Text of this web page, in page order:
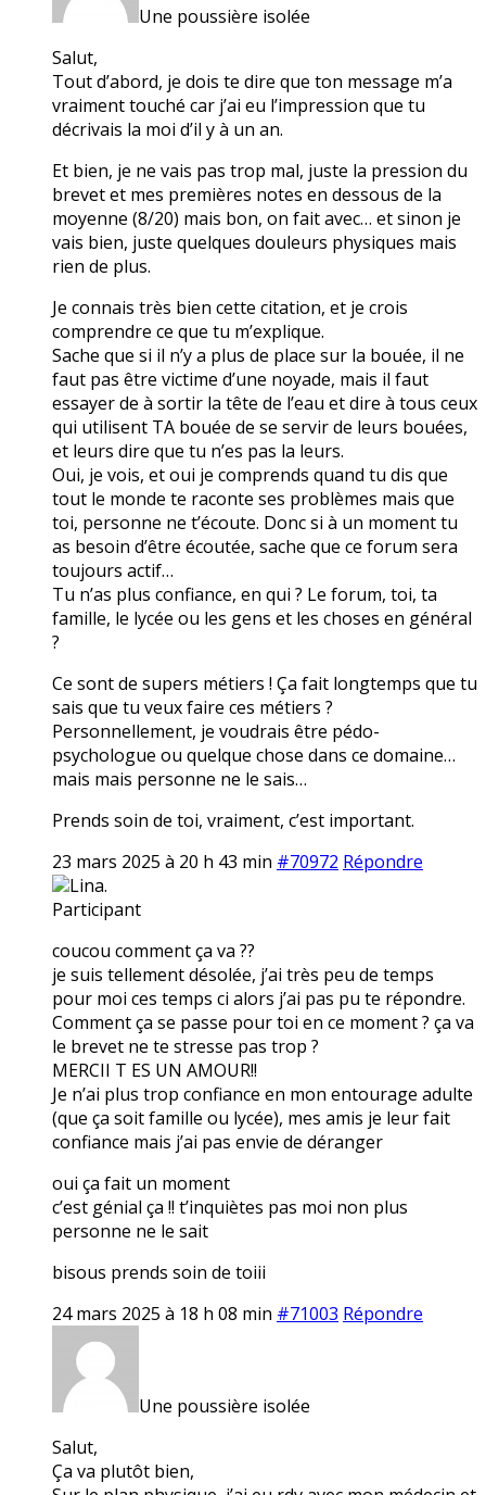
Une poussière isolée
Salut,
Tout d’abord, je dois te dire que ton message m’a
vraiment touché car j’ai eu l’impression que tu
décrivais la moi d’il y à un an.
Et bien, je ne vais pas trop mal, juste la pression du
brevet et mes premières notes en dessous de la
moyenne (8/20) mais bon, on fait avec… et sinon je
vais bien, juste quelques douleurs physiques mais
rien de plus.
Je connais très bien cette citation, et je crois
comprendre ce que tu m’explique.
Sache que si il n’y a plus de place sur la bouée, il ne
faut pas être victime d’une noyade, mais il faut
essayer de à sortir la tête de l’eau et dire à tous ceux
qui utilisent TA bouée de se servir de leurs bouées,
et leurs dire que tu n’es pas la leurs.
Oui, je vois, et oui je comprends quand tu dis que
tout le monde te raconte ses problèmes mais que
toi, personne ne t’écoute. Donc si à un moment tu
as besoin d’être écoutée, sache que ce forum sera
toujours actif…
Tu n’as plus confiance, en qui ? Le forum, toi, ta
famille, le lycée ou les gens et les choses en général
?
Ce sont de supers métiers ! Ça fait longtemps que tu
sais que tu veux faire ces métiers ?
Personnellement, je voudrais être pédo-
psychologue ou quelque chose dans ce domaine…
mais mais personne ne le sais…
Prends soin de toi, vraiment, c’est important.
23 mars 2025 à 20 h 43 min #70972 Répondre
Lina.
Participant
coucou comment ça va ??
je suis tellement désolée, j’ai très peu de temps
pour moi ces temps ci alors j’ai pas pu te répondre.
Comment ça se passe pour toi en ce moment ? ça va
le brevet ne te stresse pas trop ?
MERCII T ES UN AMOUR!!
Je n’ai plus trop confiance en mon entourage adulte
(que ça soit famille ou lycée), mes amis je leur fait
confiance mais j’ai pas envie de déranger
oui ça fait un moment
c’est génial ça !! t’inquiètes pas moi non plus
personne ne le sait
bisous prends soin de toiii
24 mars 2025 à 18 h 08 min #71003 Répondre
Une poussière isolée
Salut,
Ça va plutôt bien,